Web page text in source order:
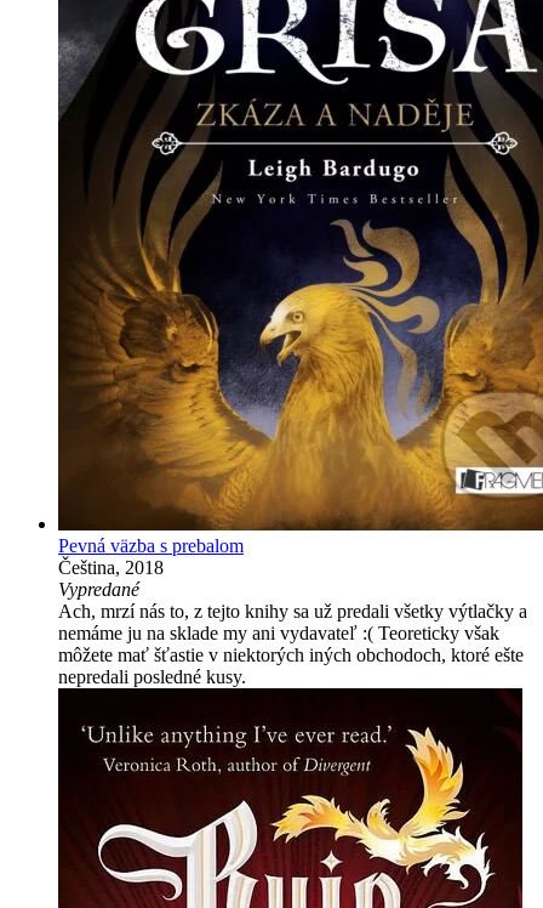
Pevná väzba s prebalom
Čeština, 2018
Vypredané
Ach, mrzí nás to, z tejto knihy sa už predali všetky výtlačky a
nemáme ju na sklade my ani vydavateľ :( Teoreticky však
môžete mať šťastie v niektorých iných obchodoch, ktoré ešte
nepredali posledné kusy.